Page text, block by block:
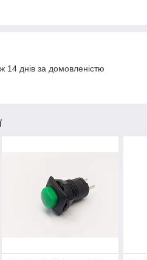
14 днів за домовленістю